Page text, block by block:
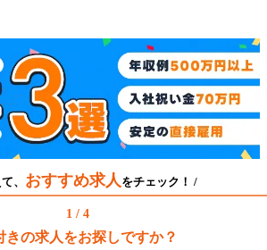
、 おすすめ求人 をチェック！ /
1 / 4
きの求人をお探しですか？